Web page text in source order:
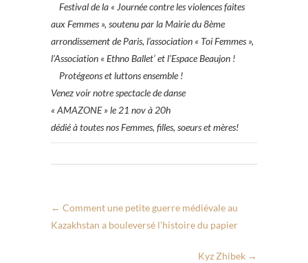
Festival de la « Journée contre les violences faites
aux Femmes », soutenu par la Mairie du 8ème
arrondissement de Paris, l’association « Toi Femmes »,
l’Association « Ethno Ballet’ et l’Espace Beaujon !
Protégeons et luttons ensemble !
Venez voir notre spectacle de danse
« AMAZONE » le 21 nov à 20h
dédié à toutes nos Femmes, filles, soeurs et mères!
← Comment une petite guerre médiévale au
Kazakhstan a bouleversé l’histoire du papier
Kyz Zhibek →